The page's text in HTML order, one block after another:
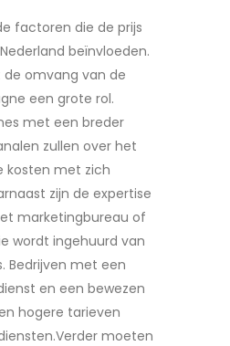
factoren die de prijs
beïnvloeden.
de omvang van de
een grote rol.
met een breder
zullen over het
kosten met zich
zijn de expertise
marketingbureau of
wordt ingehuurd van
Bedrijven met een
en een bewezen
hogere tarieven
moeten